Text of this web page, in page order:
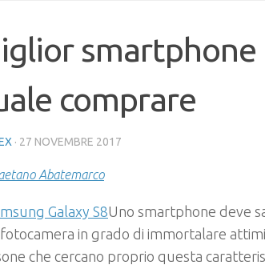
comprare
· 27 NOVEMBRE 2017
Abatemarco
Uno smartphone deve
in grado di immortalare
che cercano proprio questa